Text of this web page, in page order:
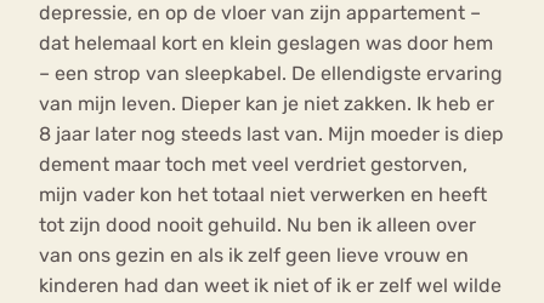
depressie, en op de vloer van zijn appartement –
dat helemaal kort en klein geslagen was door hem
– een strop van sleepkabel. De ellendigste ervaring
van mijn leven. Dieper kan je niet zakken. Ik heb er
8 jaar later nog steeds last van. Mijn moeder is diep
dement maar toch met veel verdriet gestorven,
mijn vader kon het totaal niet verwerken en heeft
tot zijn dood nooit gehuild. Nu ben ik alleen over
van ons gezin en als ik zelf geen lieve vrouw en
kinderen had dan weet ik niet of ik er zelf wel wilde